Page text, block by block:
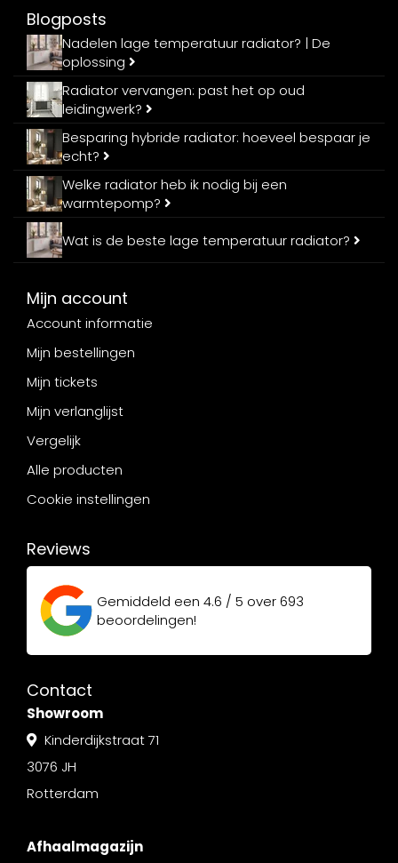
Blogposts
Nadelen lage temperatuur radiator? | De
oplossing
Radiator vervangen: past het op oud
leidingwerk?
Besparing hybride radiator: hoeveel bespaar je
echt?
Welke radiator heb ik nodig bij een
warmtepomp?
Wat is de beste lage temperatuur radiator?
Mijn account
Account informatie
Mijn bestellingen
Mijn tickets
Mijn verlanglijst
Vergelijk
Alle producten
Cookie instellingen
Reviews
Gemiddeld een 4.6 / 5 over693
beoordelingen!
Contact
Showroom
Kinderdijkstraat 71
3076 JH
Rotterdam
Afhaalmagazijn